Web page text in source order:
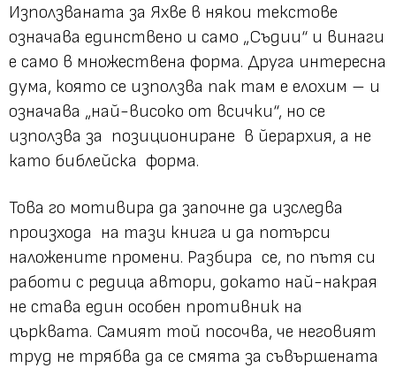
Използваната за Яхве в някои текстове
означава единствено и само „Съдии“ и винаги
е само в множествена форма. Друга интересна
дума, която се използва пак там е елохим – и
означава „най-високо от всички“, но се
използва за позициониране в йерархия, а не
като библейска форма.
Това го мотивира да започне да изследва
произхода на тази книга и да потърси
наложените промени. Разбира се, по пътя си
работи с редица автори, докато най-накрая
не става един особен противник на
църквата. Самият той посочва, че неговият
труд не трябва да се смята за съвършената